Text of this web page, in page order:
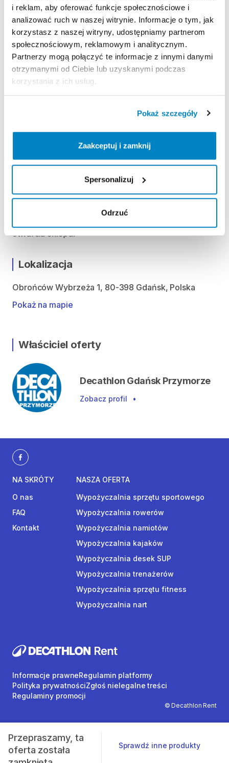
i reklam, aby oferować funkcje społecznościowe i
analizować ruch w naszej witrynie. Informacje o tym, jak
korzystasz z naszej witryny, udostępniamy partnerom
społecznościowym, reklamowym i analitycznym.
Partnerzy mogą połączyć te informacje z innymi danymi
otrzymanymi od Ciebie lub uzyskanymi podczas
korzystania z ich usług.
Pokaż szczegóły
Zaakceptuj i zamknij
Spersonalizuj
Odrzuć
KAUCJA
Nie pobieramy kaucji za wypożyczenie tego
produktu
ODBIÓR I ZWROT SPRZĘTU
Wtorek: 9:00 - 20:00
Środa: 9:00 - 20:00
Czwartek: 9:00 - 20:00
Piątek: 9:00 - 20:00
Sobota: 9:00 - 20:00
Niedziela handlowa: 10:00 - 19:00
otwarcia sklepu.
Lokalizacja
Obrońców Wybrzeża 1, 80-398 Gdańsk, Polska
Pokaż na mapie
Właściciel oferty
Decathlon Gdańsk Przymorze
Zobacz profil •
Przepraszamy, ta
oferta została
Sprawdź inne produkty
NA SKRÓTY
O nas
FAQ
Kontakt
NASZA OFERTA
Wypożyczalnia sprzętu sportowego
Wypożyczalnia rowerów
Wypożyczalnia namiotów
Wypożyczalnia kajaków
Wypożyczalnia desek SUP
Wypożyczalnia trenażerów
Wypożyczalnia sprzętu fitness
Wypożyczalnia nart
© Decathlon Rent
Informacje prawneRegulamin platformy
Polityka prywatnościZgłoś nielegalne treści
Regulaminy promocji